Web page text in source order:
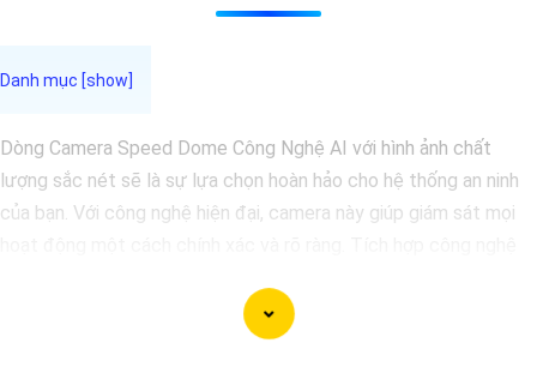
Dòng Camera Speed Dome Công Nghệ AI với hình ảnh chất
lượng sắc nét sẽ là sự lựa chọn hoàn hảo cho hệ thống an ninh
của bạn. Với công nghệ hiện đại, camera này giúp giám sát mọi
giúp tăng cường hiệu quả giám sát và bảo vệ.
Hãy chọn Camera Speed Dome Công Nghệ AI để